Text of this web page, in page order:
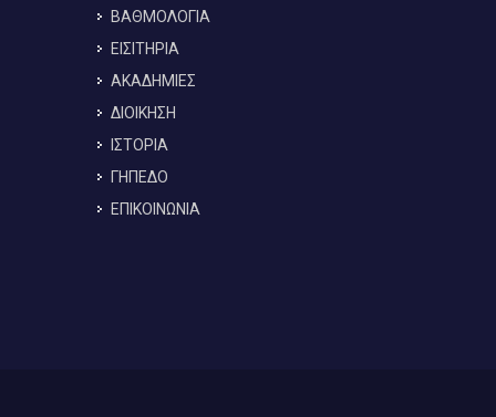
ΒΑΘΜΟΛΟΓΙΑ
ΕΙΣΙΤΗΡΙΑ
ΑΚΑΔΗΜΙΕΣ
ΔΙΟΙΚΗΣΗ
ΙΣΤΟΡΙΑ
ΓΗΠΕΔΟ
ΕΠΙΚΟΙΝΩΝΙΑ